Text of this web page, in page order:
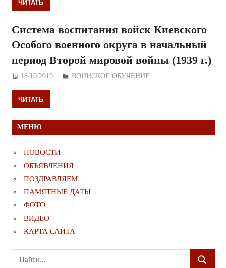
ЧИТАТЬ
Система воспитания войск Киевского
Особого военного округа в начальный
период Второй мировой войны (1939 г.)
18/10/2019 Дежурный по Редакции
ВОИНСКОЕ ОБУЧЕНИЕ
ЧИТАТЬ
МЕНЮ
НОВОСТИ
ОБЪЯВЛЕНИЯ
ПОЗДРАВЛЯЕМ
ПАМЯТНЫЕ ДАТЫ
ФОТО
ВИДЕО
КАРТА САЙТА
Поиск
ПОИСК